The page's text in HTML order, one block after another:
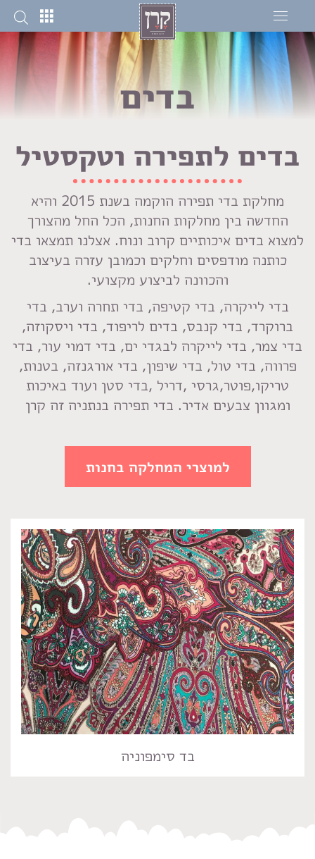
בדים
בדים לתפירה וטקסטיל
מחלקת בדי תפירה הוקמה בשנת 2015 והיא
החדשה בין מחלקות החנות, הכל החל מהצורך
למצוא בדים איכותיים קרוב ונוח. אצלנו תמצאו בדי
כותנה מודפסים וחלקים וכמובן עזרה בעיצוב
והכוונה לביצוע מקצועי.
בדי לייקרה, בדי קטיפה, בדי תחרה וערב, בדי
ברוקרד, בדי קנבס, בדים לריפוד, בדי ויסקוזה,
בדי צמר, בדי לייקרה לבגדי ים, בדי דמוי עור, בדי
פרווה, בדי טול, בדי שיפון, בדי אורגנזה, בטנות,
טריקו,פוטר,גרסי ,דריל ,בדי סטן ועוד באיכות
ומגוון צבעים אדיר. בדי תפירה בנתניה זה קרן
למוצרי המחלקה בחנות
בד סימפוניה